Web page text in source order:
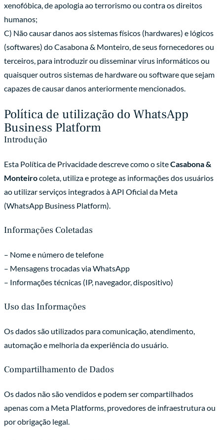
xenofóbica, de apologia ao terrorismo ou contra os direitos
humanos;
C) Não causar danos aos sistemas físicos (hardwares) e lógicos
(softwares) do Casabona & Monteiro, de seus fornecedores ou
terceiros, para introduzir ou disseminar vírus informáticos ou
quaisquer outros sistemas de hardware ou software que sejam
capazes de causar danos anteriormente mencionados.
Política de utilização do WhatsApp
Business Platform
Introdução
Esta Política de Privacidade descreve como o siteCasabona &
Monteirocoleta, utiliza e protege as informações dos usuários
ao utilizar serviços integrados à API Oficial da Meta
(WhatsApp Business Platform).
Informações Coletadas
– Nome e número de telefone
– Mensagens trocadas via WhatsApp
– Informações técnicas (IP, navegador, dispositivo)
Uso das Informações
Os dados são utilizados para comunicação, atendimento,
automação e melhoria da experiência do usuário.
Compartilhamento de Dados
Os dados não são vendidos e podem ser compartilhados
apenas com a Meta Platforms, provedores de infraestrutura ou
por obrigação legal.